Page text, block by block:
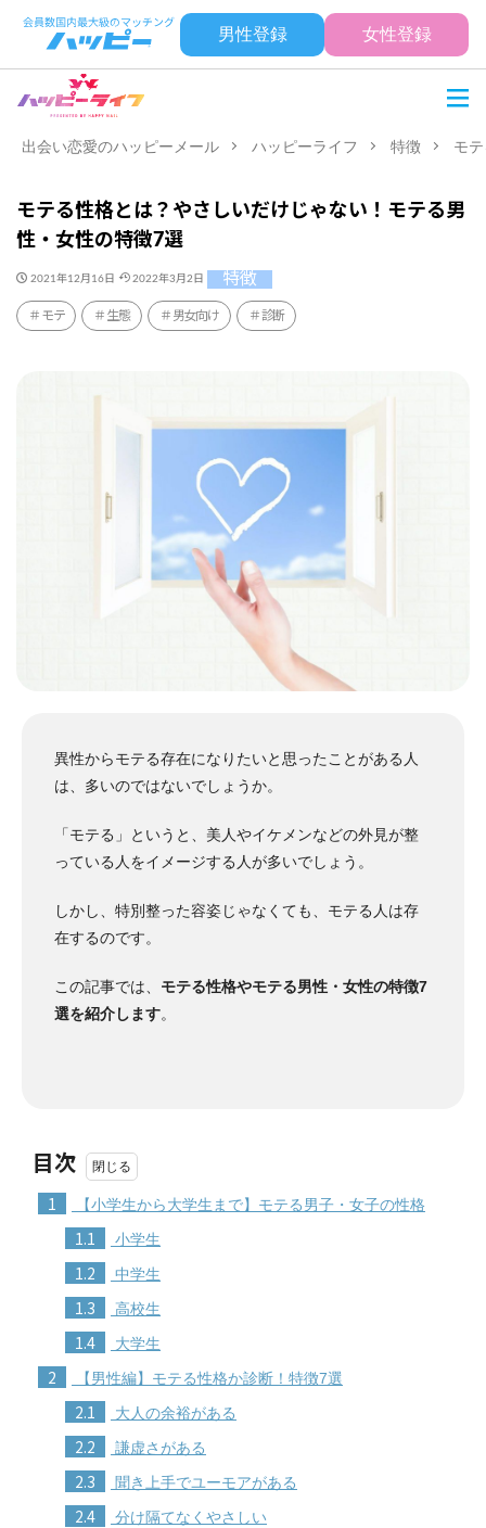
男性登録 女性登録
出会い恋愛のハッピーメール ハッピーライフ 特徴 モ
モテる性格とは？やさしいだけじゃない！モテる男
性・女性の特徴7選
2021年12月16日 2022年3月2日 特徴
モテ 生態 男女向け 診断
異性からモテる存在になりたいと思ったことがある人
は、多いのではないでしょうか。
「モテる」というと、美人やイケメンなどの外見が整
っている人をイメージする人が多いでしょう。
しかし、特別整った容姿じゃなくても、モテる人は存
在するのです。
この記事では、 モテる性格やモテる男性・女性の特徴7
選を紹介します。
目次
1 【小学生から大学生まで】モテる男子・女子の性格
1.1 小学生
1.2 中学生
1.3 高校生
1.4 大学生
2 【男性編】モテる性格か診断！特徴7選
2.1 大人の余裕がある
2.2 謙虚さがある
2.3 聞き上手でユーモアがある
2.4 分け隔てなくやさしい